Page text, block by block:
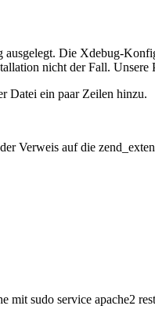
Die Xdebug-
nicht der Fall. Unsere
Datei ein paar Zeilen hinzu.
Verweis auf die
mit sudo service apache2